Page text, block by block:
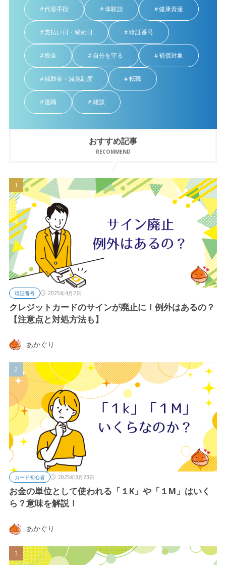
代替手段 体験談 健康資産
支払い日・締め日 暗証番号
税金 自分を守る 補償対象
補助金・減免制度 転職
退職 雑談
おすすめ記事
RECOMMEND
暗証番号 2025年4月2日
クレジットカードのサインが廃止に！例外はあるの？
【注意点と対処方法も】
あかぐり
カード初心者 2025年3月23日
お金の単位として使われる「１K」や「１M」はいく
ら？意味を解説！
あかぐり